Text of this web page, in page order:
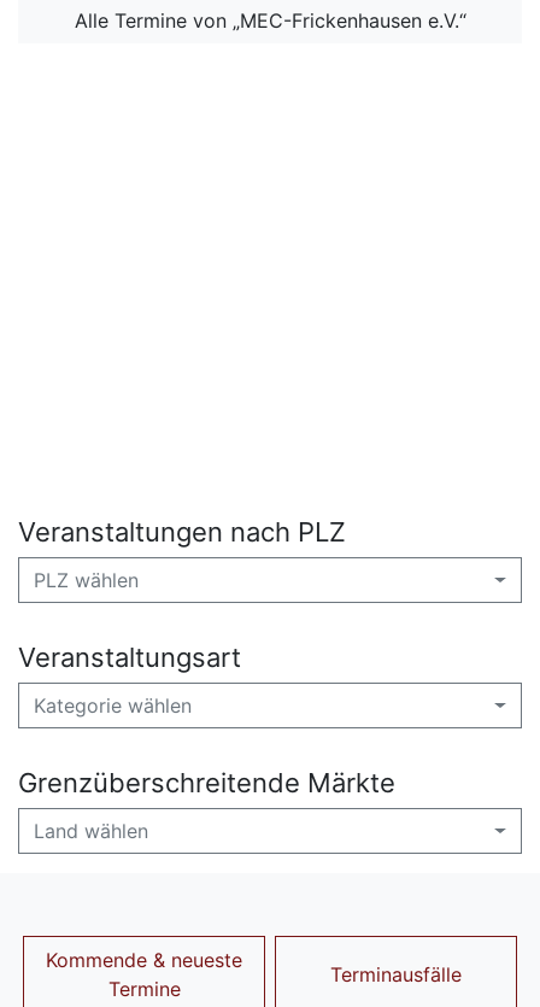
Alle Termine von „MEC-Frickenhausen e.V.“
Veranstaltungen nach PLZ
PLZ wählen
Veranstaltungsart
Kategorie wählen
Grenzüberschreitende Märkte
Land wählen
Kommende & neueste
Termine
Terminausfälle